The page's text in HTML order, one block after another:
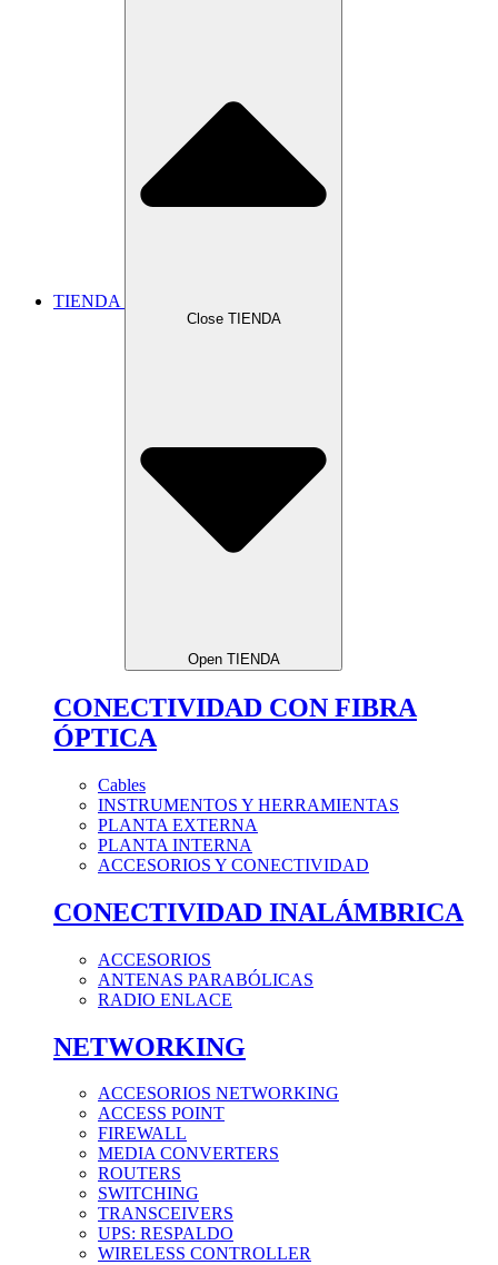
TIENDA
Close TIENDA
Open TIENDA
CONECTIVIDAD CON FIBRA
ÓPTICA
Cables
INSTRUMENTOS Y HERRAMIENTAS
PLANTA EXTERNA
PLANTA INTERNA
ACCESORIOS Y CONECTIVIDAD
CONECTIVIDAD INALÁMBRICA
ACCESORIOS
ANTENAS PARABÓLICAS
RADIO ENLACE
NETWORKING
ACCESORIOS NETWORKING
ACCESS POINT
FIREWALL
MEDIA CONVERTERS
ROUTERS
SWITCHING
TRANSCEIVERS
UPS: RESPALDO
WIRELESS CONTROLLER